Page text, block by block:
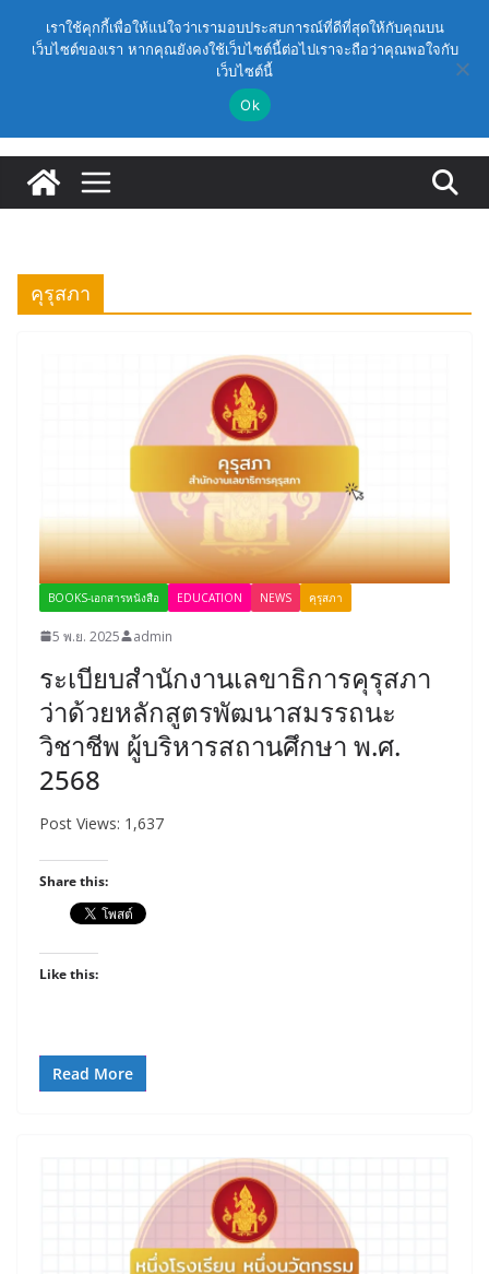
วันอาทิตย์, สิงหาคม 9, 2026
Latest: ก.ค.ศ. อนุมัติให้ข้าราชการครูและบุคลากรทางการศึกษามี
และเลื่อนเป็นวิทยฐานะเชี่ยวชาญ (ครั้งที่ 9/2569)
(สพฐ.) โมดูลที่ 1 : การประกันคุณภาพภายในสถานศึกษา
และการประยุกต์ใช้ปัญญาประดิษฐ์ (AI)
การประกันคุณภาพภายในสถานศึกษา ด้วยปัญญาประดิษฐ์
(AI) ในรูปแบบออนไลน์
ก.ค.ศ. เห็นชอบ รายละเอียดการดำเนินการคัดเลือกบุคคล
คณะกรรมการการศึกษาขั้นพื้นฐาน ปี 2569 ตามหลัก
เกณฑ์ ว 12/2568
ก.ค.ศ. | ว 12/2568 หลักเกณฑ์และวิธีการคัดเลือกบุคคล
สถานศึกษาและผู้อำนวยการสถานศึกษา สังกัดกระทรวง
คุรุสภา
BOOKS-เอกสารหนังสือ EDUCATION NEWS คุรุสภา
5 พ.ย. 2025 admin
ระเบียบสำนักงานเลขาธิการคุรุสภา
ว่าด้วยหลักสูตรพัฒนาสมรรถนะ
วิชาชีพ ผู้บริหารสถานศึกษา พ.ศ.
2568
Post Views: 1,637
Share this:
Like this:
Read More
เราใช้คุกกี้เพื่อให้แน่ใจว่าเรามอบประสบการณ์ที่ดีที่สุดให้กับคุณบน
เว็บไซต์ของเรา หากคุณยังคงใช้เว็บไซต์นี้ต่อไปเราจะถือว่าคุณพอใจกับ
เว็บไซต์นี้
Ok